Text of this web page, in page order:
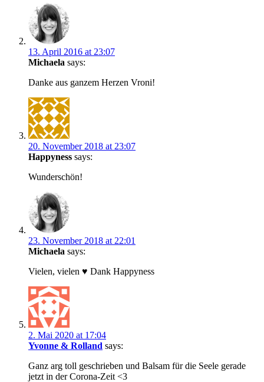
13. April 2016 at 23:07
Michaela says:
Danke aus ganzem Herzen Vroni!
20. November 2018 at 23:07
Happyness says:
Wunderschön!
23. November 2018 at 22:01
Michaela says:
Vielen, vielen ♥ Dank Happyness
2. Mai 2020 at 17:04
Yvonne & Rolland says:
Ganz arg toll geschrieben und Balsam für die Seele gerade
jetzt in der Corona-Zeit <3